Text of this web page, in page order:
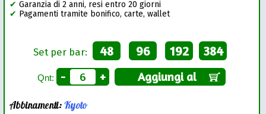
✔ Garanzia di 2 anni, resi entro 20 giorni
✔ Pagamenti tramite bonifico, carte, wallet
Set per bar: 48 96 192 384
Qnt: - + Aggiungi al
Abbinamenti:Kyoto